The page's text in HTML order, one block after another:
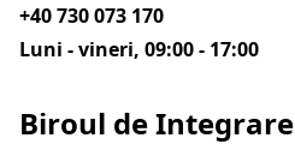
+40 730 073 170
Luni - vineri, 09:00 - 17:00
Biroul de Integrare